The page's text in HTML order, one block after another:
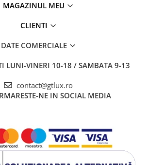
MAGAZINUL MEU
CLIENTI
DATE COMERCIALE
LUNI-VINERI 10-18 / SAMBATA 9-13
contact@gtlux.ro
NE IN SOCIAL MEDIA